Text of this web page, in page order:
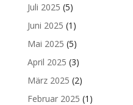
Juli 2025 (5)
Juni 2025 (1)
Mai 2025 (5)
April 2025 (3)
März 2025 (2)
Februar 2025 (1)